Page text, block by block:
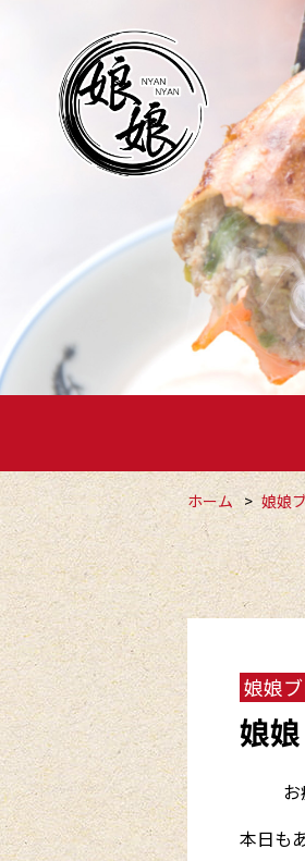
ホーム 娘娘
娘娘
娘
お
本日も